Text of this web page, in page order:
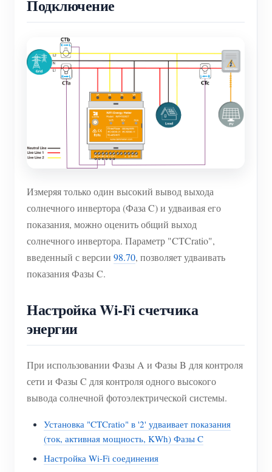
Подключение
Измеряя только один высокий вывод выхода
солнечного инвертора (Фаза C) и удваивая его
показания, можно оценить общий выход
солнечного инвертора. Параметр "CTCratio",
введенный с версии 98.70, позволяет удваивать
показания Фазы C.
Настройка Wi-Fi счетчика
энергии
При использовании Фазы A и Фазы B для контроля
сети и Фазы C для контроля одного высокого
вывода солнечной фотоэлектрической системы.
Установка "CTCratio" в '2' удваивает показания
(ток, активная мощность, KWh) Фазы C
Настройка Wi-Fi соединения